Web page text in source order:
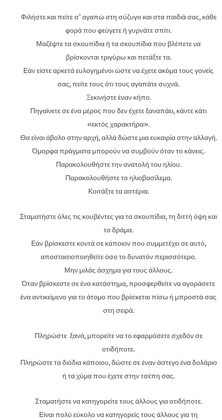
Φιλήστε και πείτε σ’ αγαπώ στη σύζυγο και στα παιδιά σας, κάθε
φορά που φεύγετε ή γυρνάτε σπίτι.
Μαζέψτε τα σκουπίδια ή τα σκουπίδια που βλέπετε να
βρίσκονται τριγύρω και πετάξτε τα.
Εάν είστε αρκετά ευλογημένοι ώστε να έχετε ακόμα τους γονείς
σας, πείτε τους ότι τους αγαπάτε συχνά.
Ξεκινήστε έναν κήπο.
Πηγαίνετε σε ένα μέρος που δεν έχετε ξαναπάει, κάντε κάτι
«εκτός χαρακτήρα».
Θα είναι άβολο στην αρχή, αλλά δώστε μια ευκαιρία στην αλλαγή.
Όμορφα πράγματα μπορούν να συμβούν όταν το κάνεις.
Παρακολουθήστε την ανατολή του ηλίου.
Παρακολουθήστε το ηλιοβασίλεμα.
Κοιτάξτε τα αστέρια.
Σταματήστε όλες τις κουβέντες για τα σκουπίδια, τη διττή όψη και
το δράμα.
Εάν βρίσκεστε κοντά σε κάποιον που συμμετέχει σε αυτό,
αποστασιοποιηθείτε όσο το δυνατόν περισσότερο.
Μην μιλάς άσχημα για τους άλλους.
Όταν βρίσκεστε σε ένα κατάστημα, προσφερθείτε να αγοράσετε
ένα αντικείμενο για το άτομο που βρίσκεται πίσω ή μπροστά σας
στη σειρά.
Πληρώστε ξανά, μπορείτε να το εφαρμόσετε σχεδόν σε
οτιδήποτε.
Πληρώστε τα διόδια κάποιου, δώστε σε έναν άστεγο ένα δολάριο
ή τα χύμα που έχετε στην τσέπη σας.
Σταματήστε να κατηγορείτε τους άλλους για οτιδήποτε.
Είναι πολύ εύκολο να κατηγορείς τους άλλους για τη